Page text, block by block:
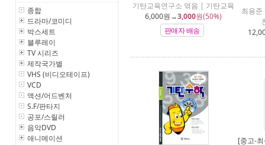
종합
드라마/코미디
박스세트
블루레이
TV 시리즈
제작국가별
VHS (비디오테이프)
VCD
액션/어드벤처
S.F/판타지
공포/스릴러
음악DVD
애니메이션
기탄교육연구소 엮음 | 기탄교육
6,000원→3,000원(50%)
판매자 배송
최용
[중고-